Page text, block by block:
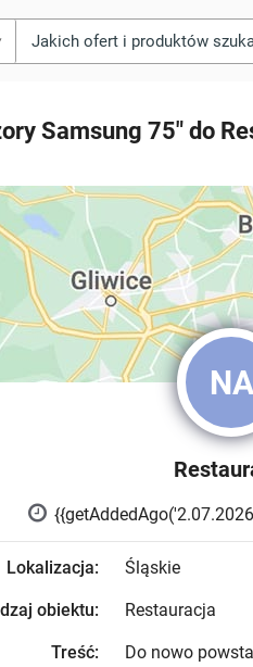
Samsung 75" do
NA
Lokalizacja: Śląskie
obiektu: Restauracja
Treść:
Do nowo